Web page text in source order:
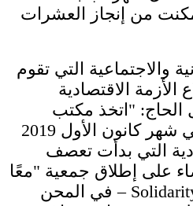
من إنجاز العشرات
والاجتماعية التي تقوم
الأزمة الاقتصادية
الحاج: "اتخذ مكتب
مجلس الأمناء قرارًا في شهر كانون الأول 2019
التي بدأت تعصف
على إطلاق جمعية "معًا
في المحن – Solidarity”، مع الرهبنة اللبنانية